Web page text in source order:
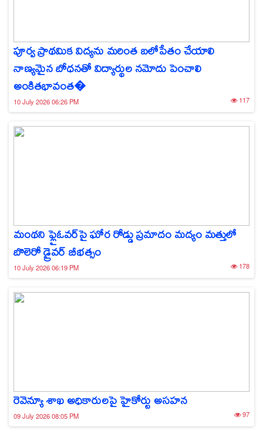
పూర్వ ప్రాథమిక విద్యను మరింత బలోపేతం చేయాలి
నాణ్యమైన బోధనతో విద్యార్థుల నమోదు పెంచాలి
అంకితభావంత�
10 July 2026 06:26 PM 117
మంథని ఫ్లైఓవర్‌పై ఘోర రోడ్డు ప్రమాదం మద్యం మత్తులో
బొలెరో డ్రైవర్ బీభత్సం
10 July 2026 06:19 PM 178
రెవెన్యూ శాఖ అధికారులపై హైకోర్టు అసహన
09 July 2026 08:05 PM 97